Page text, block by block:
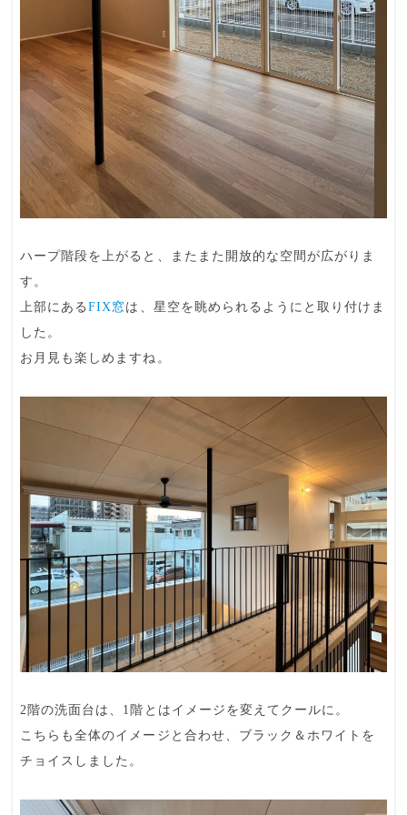
ハープ階段を上がると、またまた開放的な空間が広がりま
す。
上部にあるFIX窓は、星空を眺められるようにと取り付けま
した。
お月見も楽しめますね。
2階の洗面台 は、1階とはイメージを変えてクールに。
こちらも全体のイメージと合わせ、ブラック＆ホワイトを
チョイスしました。